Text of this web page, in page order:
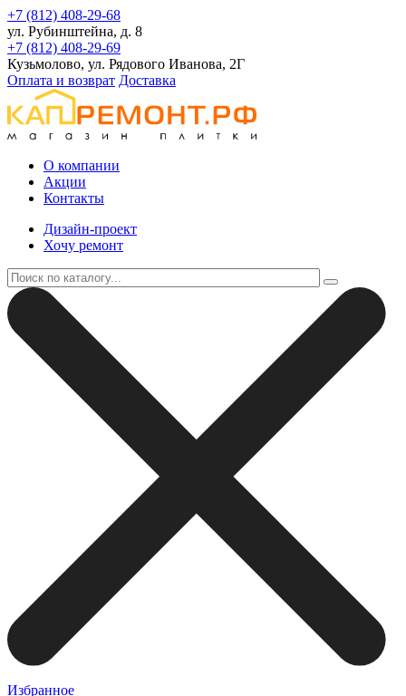
+7 (812) 408-29-68
ул. Рубинштейна, д. 8
+7 (812) 408-29-69
Кузьмолово, ул. Рядового Иванова, 2Г
Оплата и возврат Доставка
О компании
Акции
Контакты
Дизайн-проект
Хочу ремонт
Избранное